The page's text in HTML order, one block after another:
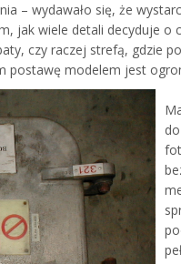
– wydawało się, że
jak wiele detali decyduje
czy raczej strefą, gdzie
postawę modelem jest